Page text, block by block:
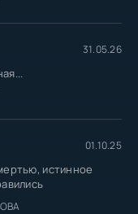
31.05.26
01.10.25
истинное